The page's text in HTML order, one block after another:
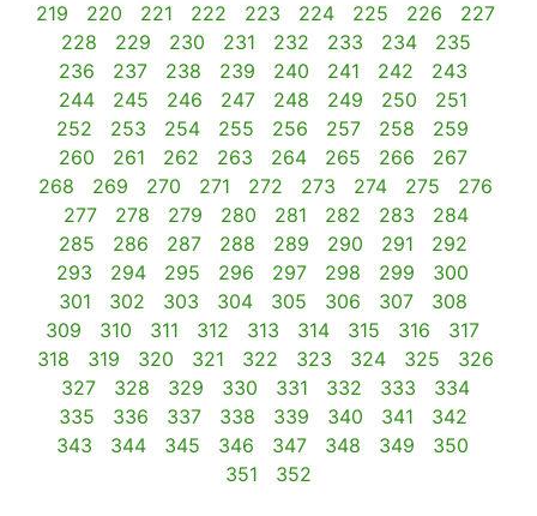
219
220 221 222 223 224 225 226
227
228
229 230 231 232 233 234
235
236
237 238 239 240 241 242
243
244
245 246 247 248 249 250
251
252
253 254 255 256 257 258
259
260
261 262 263 264 265 266
267
268
269 270 271 272 273 274 275
276
277
278 279 280 281 282 283
284
285
286 287 288 289 290 291
292
293
294 295 296 297 298 299
300
301
302 303 304 305 306 307
308
309
310 311 312 313 314 315 316
317
318
319 320 321 322 323 324 325
326
327
328 329 330 331 332 333
334
335
336 337 338 339 340 341
342
343
344 345 346 347 348 349
350
351
352